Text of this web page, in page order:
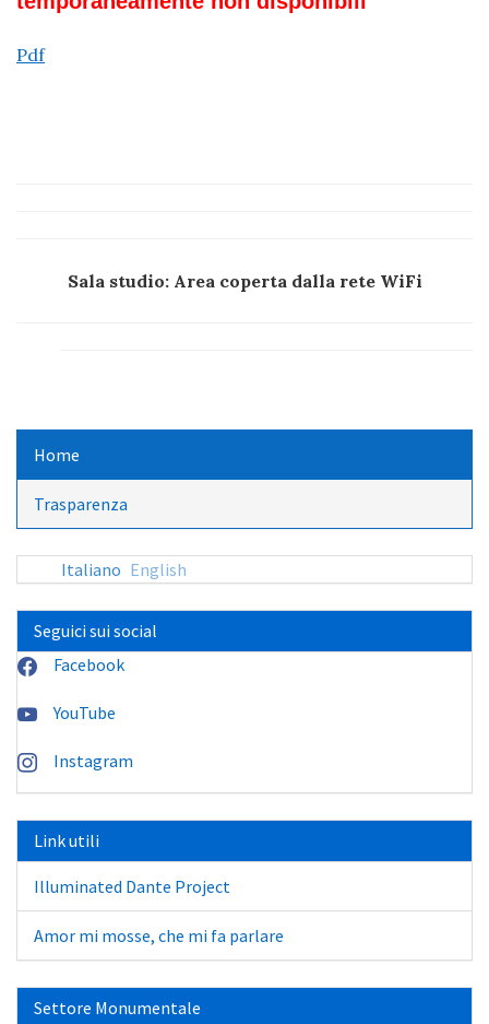
Pdf
Sala studio: Area coperta dalla rete WiFi
Home
Trasparenza
Italiano English
Seguici sui social
Facebook
YouTube
Instagram
Link utili
Illuminated Dante Project
Amor mi mosse, che mi fa parlare
Settore Monumentale